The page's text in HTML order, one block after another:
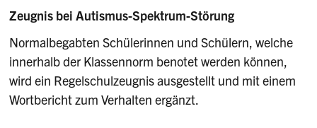
Zeugnis bei Autismus-Spektrum-Störung
Normalbegabten Schülerinnen und Schülern, welche
innerhalb der Klassennorm benotet werden können,
wird ein Regelschulzeugnis ausgestellt und mit einem
Wortbericht zum Verhalten ergänzt.